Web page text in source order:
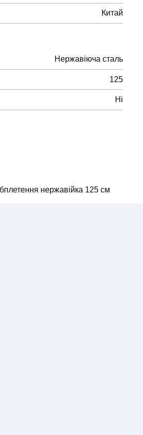
Китай
Нержавіюча сталь
125
Ні
нержавійка 125 см